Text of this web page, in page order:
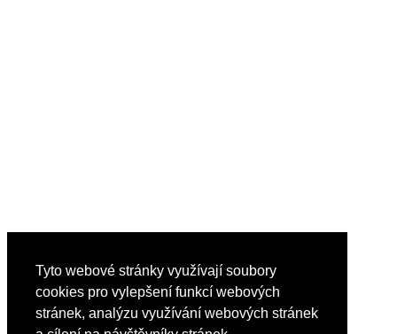
Tyto webové stránky využívají soubory
cookies pro vylepšení funkcí webových
stránek, analýzu využívání webových stránek